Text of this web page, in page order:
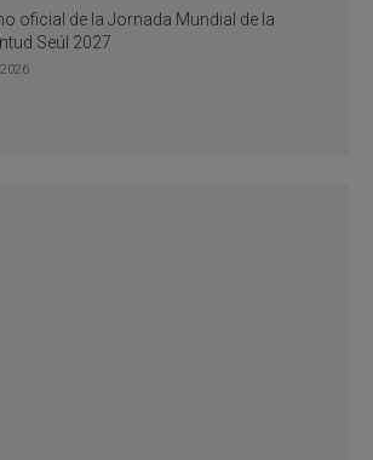
oficial de la Jornada Mundial de la
Seúl 2027